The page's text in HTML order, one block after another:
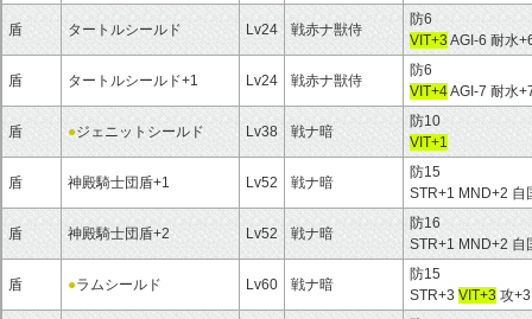
盾 タートルシールド Lv24 戦赤ナ獣侍
防6
VIT+3 AGI-6 耐水
盾 タートルシールド+1 Lv24 戦赤ナ獣侍
防6
VIT+4AGI-7 耐水
盾 ●ジェニットシールド Lv38 戦ナ暗
防10
VIT+1
盾 神殿騎士団盾+1 Lv52 戦ナ暗
防15
STR+1 MND+2 自
盾 神殿騎士団盾+2 Lv52 戦ナ暗
防16
STR+1 MND+2 自
盾 ●ラムシールド Lv60 戦ナ暗
防15
STR+3 VIT+3 攻